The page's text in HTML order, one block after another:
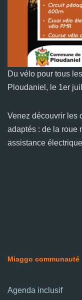
Du vélo pour tous
Ploudaniel, le 1er
Venez découvrir les
adaptés : de la roue
assistance
Miaggo communauté
Agenda inclusif